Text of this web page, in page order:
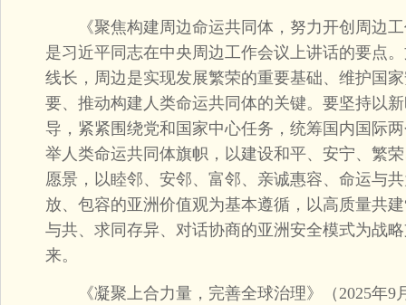
《聚焦构建周边命运共同体，努力开创周边工
是习近平同志在中央周边工作会议上讲话的要点
线长，周边是实现发展繁荣的重要基础、维护国
要、推动构建人类命运共同体的关键。要坚持以
导，紧紧围绕党和国家中心任务，统筹国内国际
举人类命运共同体旗帜，以建设和平、安宁、繁
愿景，以睦邻、安邻、富邻、亲诚惠容、命运与
放、包容的亚洲价值观为基本遵循，以高质量共
与共、求同存异、对话协商的亚洲安全模式为战
来。
《凝聚上合力量，完善全球治理》（2025年9